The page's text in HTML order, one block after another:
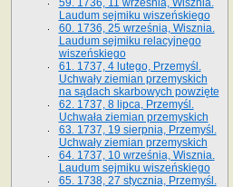
59. 1736, 11 września, Wisznia.
Laudum sejmiku wiszeńskiego
60. 1736, 25 września, Wisznia.
Laudum sejmiku relacyjnego
wiszeńskiego
61. 1737, 4 lutego, Przemyśl.
Uchwały ziemian przemyskich
na sądach skarbowych powzięte
62. 1737, 8 lipca, Przemyśl.
Uchwała ziemian przemyskich
63. 1737, 19 sierpnia, Przemyśl.
Uchwały ziemian przemyskich
64. 1737, 10 września, Wisznia.
Laudum sejmiku wiszeńskiego
65. 1738, 27 stycznia, Przemyśl.